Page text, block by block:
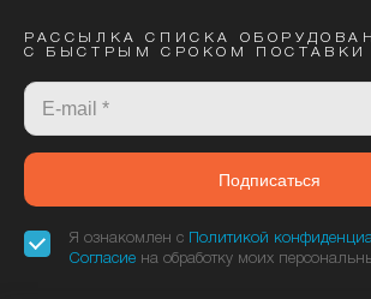
РАССЫЛКА СПИСКА
С БЫСТРЫМ СРОКОМ ПОСТАВКИ
Подписаться
Я ознакомлен с Политикой
Согласие на обработку моих